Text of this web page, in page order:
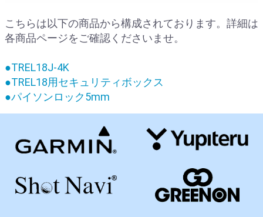
こちらは以下の商品から構成されております。詳細は
各商品ページをご確認くださいませ。
●TREL18J-4K
●TREL18用セキュリティボックス
●パイソンロック5mm